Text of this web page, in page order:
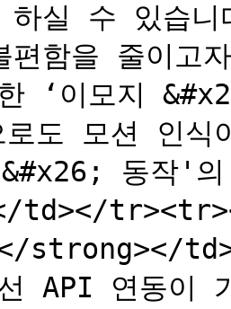
하실 수 있습
함을 줄이고
‘이모지
도 모션 인식
동작'의
td></
strong></
API 연동이